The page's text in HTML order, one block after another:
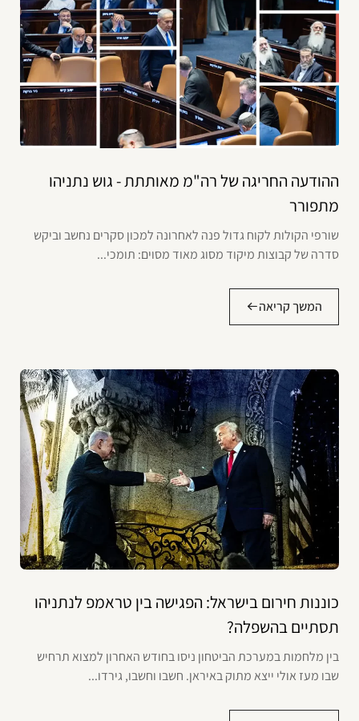
ההודעה החריגה של רה"מ מאותתת - גוש נתניהו
מתפורר
שורפי הקולות לקוח גדול פנה לאחרונה למכון סקרים נחשב וביקש
סדרה של קבוצות מיקוד מסוג מאוד מסוים: תומכי...
המשך קריאה
כוננות חירום בישראל: הפגישה בין טראמפ לנתניהו
תסתיים בהשפלה?
בין מלחמות במערכת הביטחון ניסו בחודש האחרון למצוא תרחיש
שבו מעז אולי ייצא מתוק באיראן. חשבו וחשבו, גירדו...